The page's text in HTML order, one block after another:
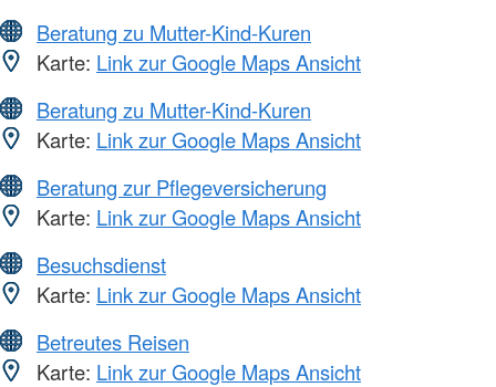
Beratung zu Mutter-Kind-Kuren
Karte: Link zur Google Maps Ansicht
Beratung zu Mutter-Kind-Kuren
Karte: Link zur Google Maps Ansicht
Beratung zur Pflegeversicherung
Karte: Link zur Google Maps Ansicht
Besuchsdienst
Karte: Link zur Google Maps Ansicht
Betreutes Reisen
Karte: Link zur Google Maps Ansicht